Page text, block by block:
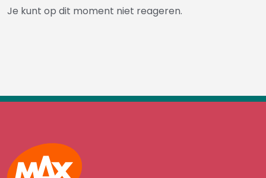
Je kunt op dit moment niet reageren.
Max